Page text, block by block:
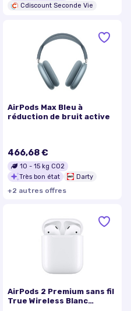
Cdiscount Seconde Vie
AirPods Max Bleu à
réduction de bruit active
466,68 €
10 - 15 kg CO2
Très bon état
Darty
+2 autres offres
AirPods 2 Premium sans fil
True Wireless Blanc